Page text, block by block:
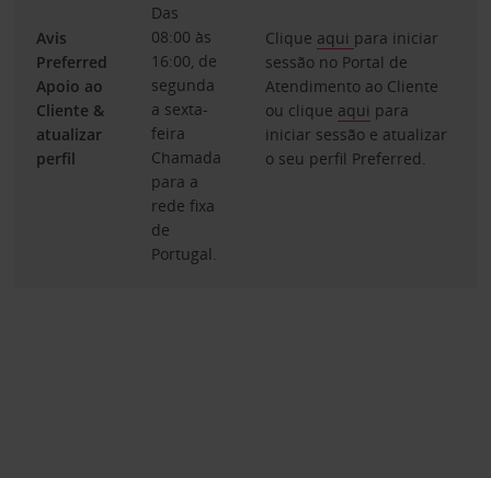
Avis
Preferred
Apoio ao
Cliente &
atualizar
perfil
Das
08:00 às
16:00, de
segunda
a sexta-
feira
Chamada
para a
rede fixa
de
Portugal.
Clique aqui para iniciar
sessão no Portal de
Atendimento ao Cliente
ou clique aqui para
iniciar sessão e atualizar
o seu perfil Preferred.